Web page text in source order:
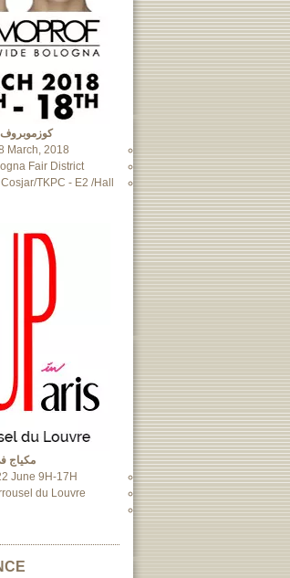
كوزموبروف
March, 2018
Fair District
TKPC - E2 /Hall
مكياج في
June 9H-17H
du Louvre